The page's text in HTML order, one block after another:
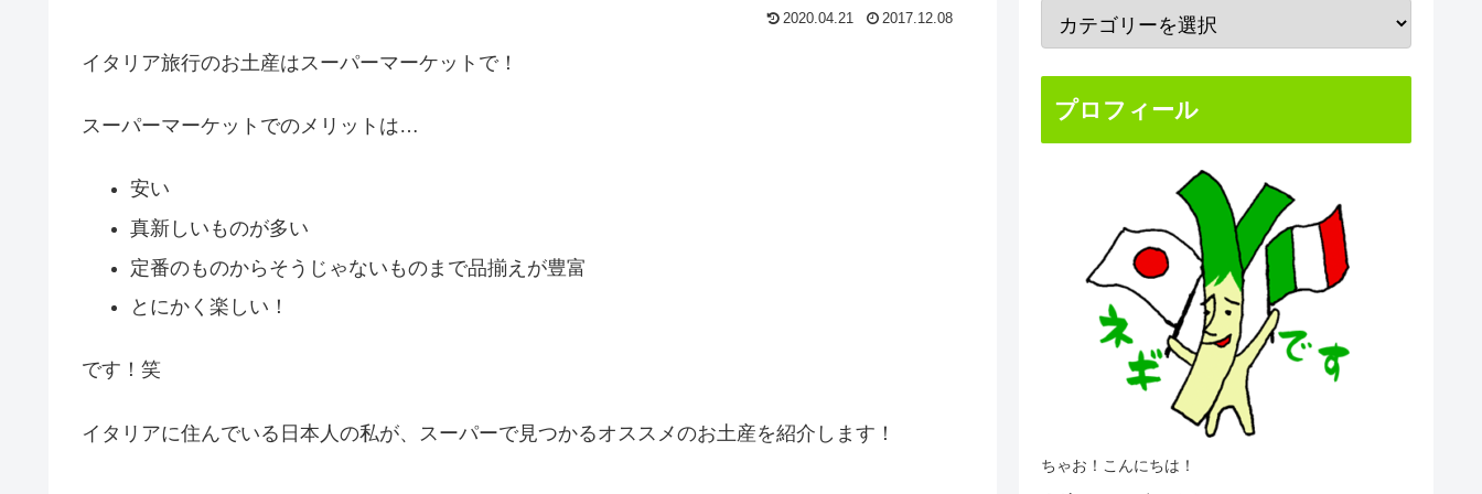
2020.04.21 2017.12.08
イタリア旅行のお土産はスーパーマーケットで！
スーパーマーケットでのメリットは…
安い
真新しいものが多い
定番のものからそうじゃないものまで品揃えが豊富
とにかく楽しい！
です！笑
イタリアに住んでいる日本人の私が、スーパーで見つかるオススメのお土産を紹介します！
プロフィール
ちゃお！こんにちは！